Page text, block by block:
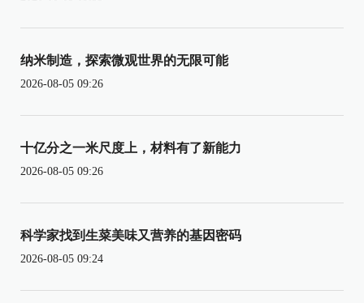
纳米制造，探索微观世界的无限可能
2026-08-05 09:26
十亿分之一米尺度上，材料有了新能力
2026-08-05 09:26
科学家找到生菜美味又营养的基因密码
2026-08-05 09:24